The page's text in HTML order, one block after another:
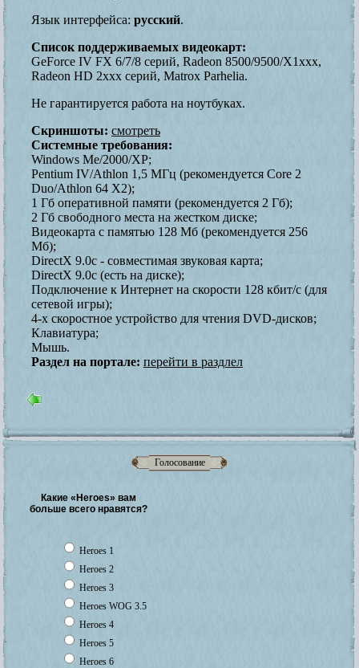
Голосование
Какие «Heroes» вам
больше всего нравятся?
Heroes 1
Heroes 2
Heroes 3
Heroes WOG 3.5
Heroes 4
Heroes 5
Heroes 6
Язык интерфейса: русский.
Список поддерживаемых видеокарт:
GeForce IV FX 6/7/8 серий, Radeon 8500/9500/X1xxx,
Radeon HD 2xxx серий, Matrox Parhelia.
Не гарантируется работа на ноутбуках.
Скриншоты: смотреть
Системные требования:
Windows Me/2000/XP;
Pentium IV/Athlon 1,5 МГц (рекомендуется Core 2
Duo/Athlon 64 X2);
1 Гб оперативной памяти (рекомендуется 2 Гб);
2 Гб свободного места на жестком диске;
Видеокарта с памятью 128 Мб (рекомендуется 256
Мб);
DirectX 9.0c - совместимая звуковая карта;
DirectX 9.0c (есть на диске);
Подключение к Интернет на скорости 128 кбит/с (для
сетевой игры);
4-х скоростное устройство для чтения DVD-дисков;
Клавиатура;
Мышь.
Раздел на портале: перейти в раздлел